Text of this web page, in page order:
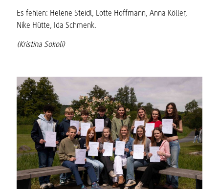
Es fehlen: Helene Steidl, Lotte Hoffmann, Anna Köller,
Nike Hütte, Ida Schmenk.
(Kristina Sokoli)